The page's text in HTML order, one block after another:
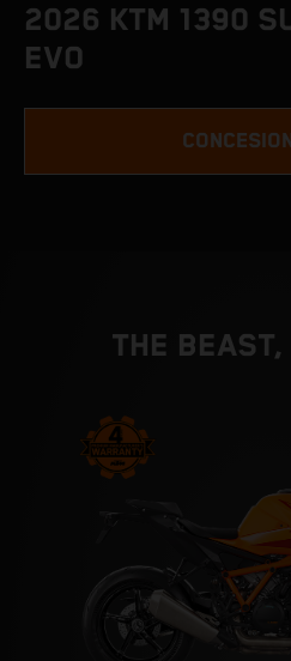
2026 KTM 1390
EVO
THE BEAST,